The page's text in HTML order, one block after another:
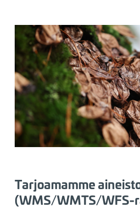
Tarjoamamme
(WMS/WMTS/WFS-